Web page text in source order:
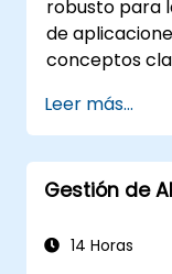
robusto para
de
conceptos
manejo de
Empresarial
a los
beans,
Leer más...
Gestión de
14 Horas